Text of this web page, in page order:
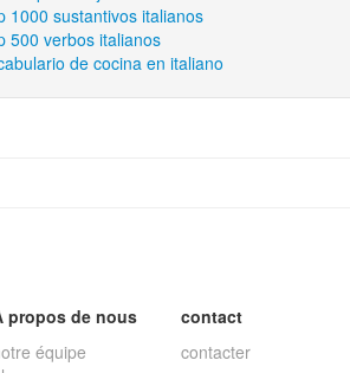
1000 sustantivos italianos
500 verbos italianos
de cocina en italiano
propos de nous
équipe
contact
contacter